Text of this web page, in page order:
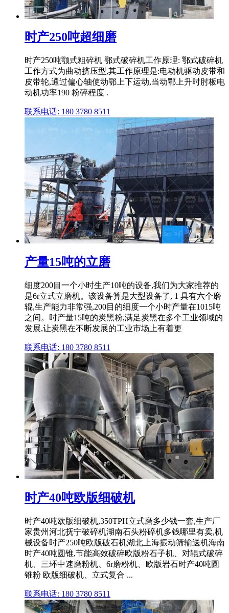
时产250吨超细磨
时产250吨颚式粗碎机 鄂式破碎机工作原理: 鄂式破碎机
工作方式为曲动挤压型,其工作原理是:电动机驱动皮带和
皮带轮,通过偏心轴使动鄂上下运动,当动鄂上升时肘板电
动机功率190 粉碎程度 .
联系电话: 180 3780 8511
产量15吨的立磨
细度200目一个小时生产10吨的设备,我们为大家推荐的
是6r立式立磨机。该设备算是大型设备了, 1 具有六个磨
辊,生产能力非常强,200目的细度一个小时产量在1015吨
之间。时产量15吨的炭黑粉,满足炭黑在多个工业领域的
发展,让炭黑在不断发展的工业市场上有着更
联系电话: 180 3780 8511
时产40吨欧版细破机
时产40吨欧版细破机,350TPH立式磨多少钱一套,生产厂
家贵州河北抚宁破碎机湖南石头粉碎机多钱哪里有卖,机
械设备时产250吨欧版破石机湖北上海振动筛输送机海南
时产40吨圆锥,节能高效破碎欧版粉石子机、对辊式破碎
机、三环中速磨粉机、6r磨粉机、欧版岩石时产40吨圆
锥粉 欧版细破机、立式复合 ...
联系电话: 180 3780 8511